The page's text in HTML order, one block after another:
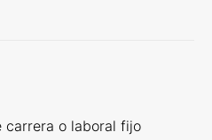
carrera o laboral fijo